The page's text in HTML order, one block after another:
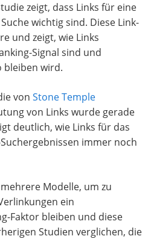
zeigt, dass Links für eine
wichtig sind. Diese Link-
und zeigt, wie Links
Signal sind und
bleiben wird.
von Stone Temple
von Links wurde gerade
deutlich, wie Links für das
immer noch
Modelle, um zu
ein
Faktor bleiben und diese
Studien verglichen, die